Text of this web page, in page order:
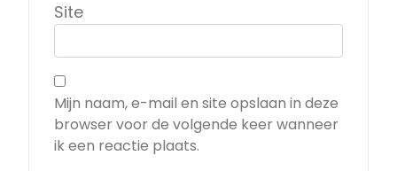
Site
Mijn naam, e-mail en site opslaan in deze
browser voor de volgende keer wanneer
ik een reactie plaats.